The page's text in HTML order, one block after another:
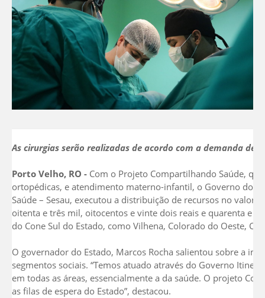
As cirurgias serão realizadas de acordo com a demanda de
Porto Velho, RO - Com o Projeto Compartilhando Saúde,
ortopédicas, e atendimento materno-infantil, o Governo do
Saúde – Sesau, executou a distribuição de recursos no valor
oitenta e três mil, oitocentos e vinte dois reais e quarenta e
do Cone Sul do Estado, como Vilhena, Colorado do Oeste,
O governador do Estado, Marcos Rocha salientou sobre a
segmentos sociais. “Temos atuado através do Governo
em todas as áreas, essencialmente a da saúde. O projeto
as filas de espera do Estado”, destacou.